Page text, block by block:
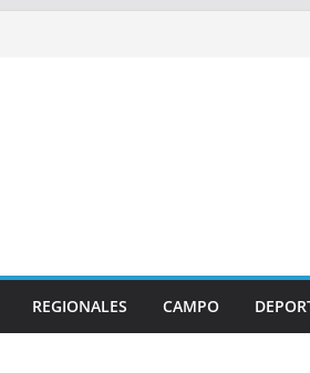
REGIONALES CAMPO